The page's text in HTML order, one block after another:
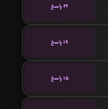
26 پاسخ
19 پاسخ
15 پاسخ